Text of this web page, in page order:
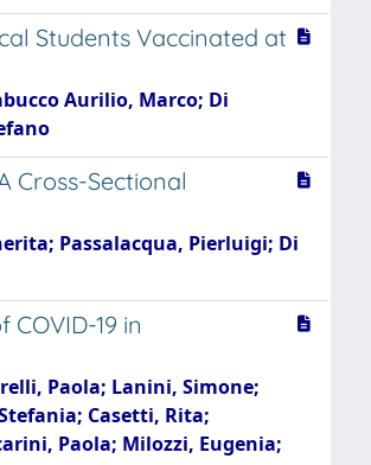
Students Vaccinated at
Aurilio, Marco; Di
Cross-Sectional
Passalacqua, Pierluigi; Di
19 in
Paola; Lanini, Simone;
Casetti, Rita;
Paola; Milozzi, Eugenia;